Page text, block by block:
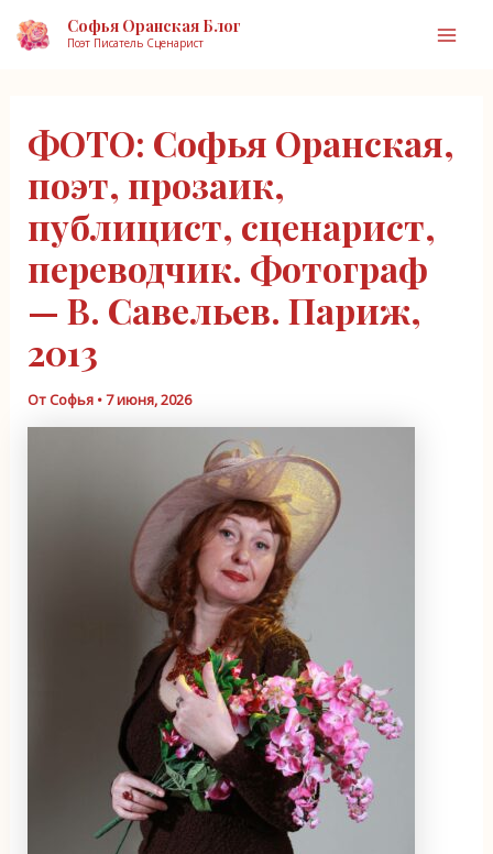
ПерейтиСофья Оранская Блог
Поэт Писатель Сценарист
ФОТО: Софья Оранская,
поэт, прозаик,
публицист, сценарист,
переводчик. Фотограф
— В. Савельев. Париж,
2013
ОтСофья •7 июня, 2026